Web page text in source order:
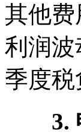
其他费
利润
季度税
3. 申